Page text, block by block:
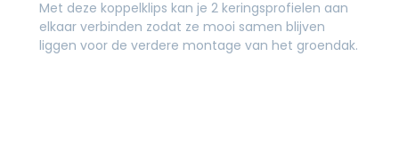
Met deze koppelklips kan je 2 keringsprofielen aan
elkaar verbinden zodat ze mooi samen blijven
liggen voor de verdere montage van het groendak.